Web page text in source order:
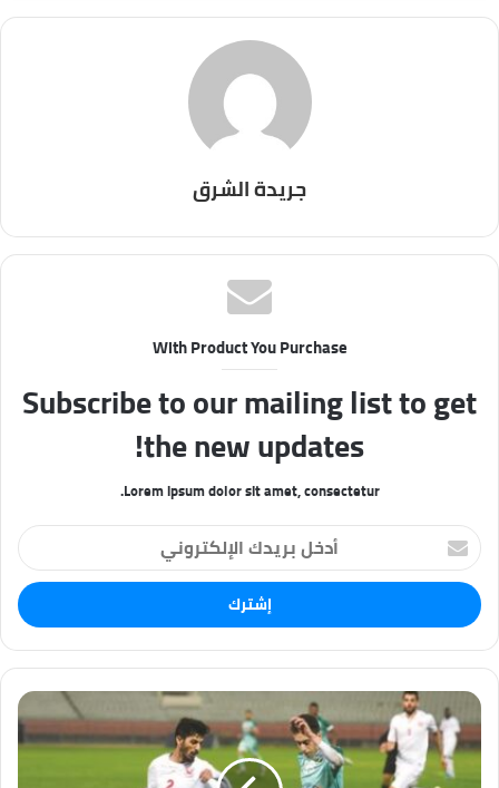
جريدة الشرق
With Product You Purchase
Subscribe to our mailing list to get
the new updates!
Lorem ipsum dolor sit amet, consectetur.
أ
د
خ
ل
ر
ي
د
ك
ا